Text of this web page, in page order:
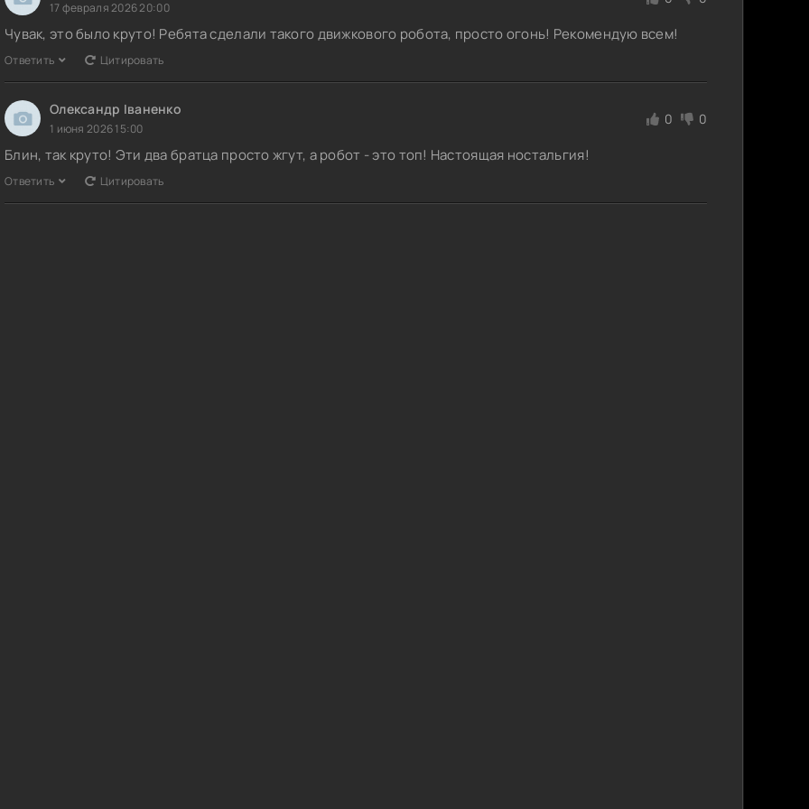
17 февраля 2026 20:00
Чувак, это было круто! Ребята сделали такого движкового робота, просто огонь! Рекомендую всем!
Ответить Цитировать
Олександр Іваненко
1 июня 2026 15:00
0 0
Блин, так круто! Эти два братца просто жгут, а робот - это топ! Настоящая ностальгия!
Ответить Цитировать